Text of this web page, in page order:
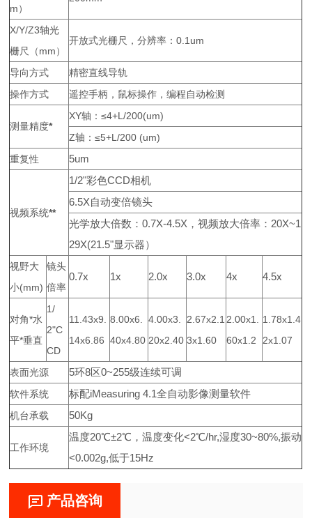
m）
X/Y/Z3轴光
栅尺（mm）
开放式光栅尺，分辨率：0.1 um
导向方式
精密直线导轨
操作方式
遥控手柄，鼠标操作，编程自动检测
测量精度*
XY轴：≤4+L/200(um)
Z轴：≤5+L/200 (um)
重复性
5um
视频系统**
1/2"彩色CCD相机
6.5X自动变倍镜头
光学放大倍数：0.7X-4.5X ，视频放大倍率： 20X~1
29X(21.5"显示器）
视野大
小(mm)
镜头
倍率
0.7x 1x 2.0x 3.0x 4x 4.5x
对角*水
平*垂直
1/
2"C
CD
11.43x9.
14x6.86
8.00x6.
40x4.80
4.00x3.
20x2.40
2.67x2.1
3x1.60
2.00x1.
60x1.2
1.78x1.4
2x1.07
表面光源 5环8区0~255级连续可调
软件系统 标配iMeasuring 4.1全自动影像测量软件
机台承载 50Kg
工作环境
温度20℃±2℃，温度变化<2℃/hr,湿度30~80%,振动
<0.002g,低于15Hz
产品咨询